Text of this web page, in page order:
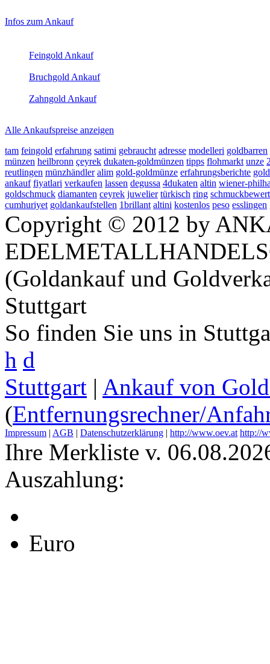
Sidebar
Infos zum Ankauf
Feingold Ankauf
Bruchgold Ankauf
Zahngold Ankauf
Alle Ankaufspreise anzeigen
tam feingold erfahrung satimi gebraucht adresse modelleri goldbarren
münzen heilbronn çeyrek dukaten-goldmünzen tipps flohmarkt unze
reutlingen münzhändler alim gold-goldmünze erfahrungsberichte gold
ankauf fiyatlari verkaufen lassen degussa 4dukaten altin wiener-
goldschmuck diamanten ceyrek juwelier türkisch ring
cumhuriyet goldankaufstellen 1brillant altini kostenlos peso esslingen
Copyright © 2012 by
(Goldankauf und
Stuttgart
So finden Sie uns in
h d
Stuttgart | Ankauf von
(Entfernungsrechner/
Impressum | AGB | Datenschutzerklärung | http://www.oev.at http://
Ihre Merkliste v.
Auszahlung:
Euro